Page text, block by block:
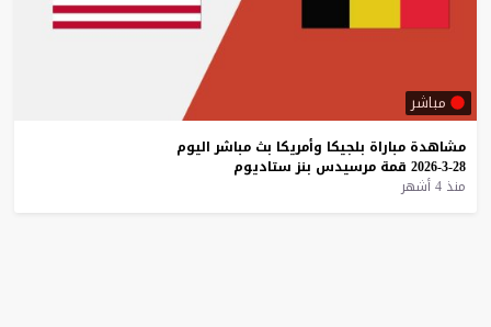
مباشر
مشاهدة مباراة بلجيكا وأمريكا بث مباشر اليوم
28-3-2026
قمة مرسيدس بنز ستاديوم
منذ 4 أشهر